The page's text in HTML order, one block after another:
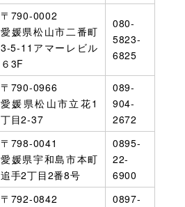
〒790-0002
愛媛県松山市二番町
3-5-11アマーレビル
６3F
080-
5823-
6825
〒790-0966
愛媛県松山市立花1
丁目2-37
089-
904-
2672
〒798-0041
愛媛県宇和島市本町
追手2丁目2番8号
0895-
22-
6900
〒792-0842
0897-